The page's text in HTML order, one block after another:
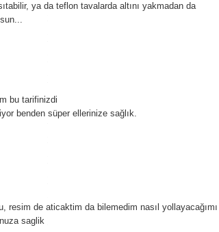
ya da teflon tavalarda altını yakmadan da
bu tarifinizdi
benden süper ellerinize sağlık.
resim de aticaktim da bilemedim nasıl yollayacağımı
saglik